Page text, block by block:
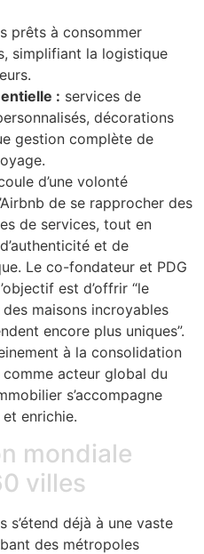
prêts à consommer
simplifiant la logistique
: services de
décorations
gestion complète de
d’une volonté
de se rapprocher des
de services, tout en
et de
Le co-fondateur et PDG
est d’offrir “le
maisons incroyables
encore plus uniques”.
à la consolidation
acteur global du
s’accompagne
enrichie.
mondiale
villes
s’étend déjà à une vaste
des métropoles